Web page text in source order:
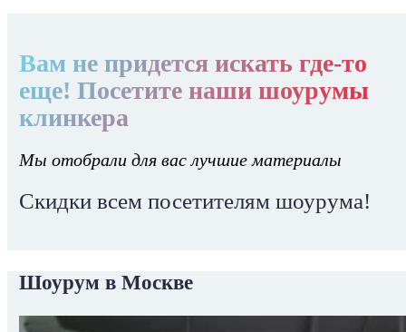
Вам не придется искать где-то
еще! Посетите наши шоурумы
клинкера
Мы отобрали для вас лучшие материалы
Скидки всем посетителям шоурума!
Шоурум в Москве